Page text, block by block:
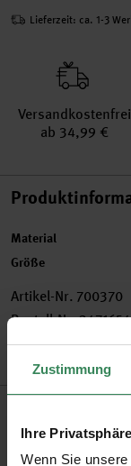
Zustimmung
Ihre
Wenn Sie
Lieferzeit: ca. 1-3
Versand­kosten­frei
ab 34,99 €
Material
Größe
Artikel-Nr. 700370
Bestell-Nr.3471654
Mit der